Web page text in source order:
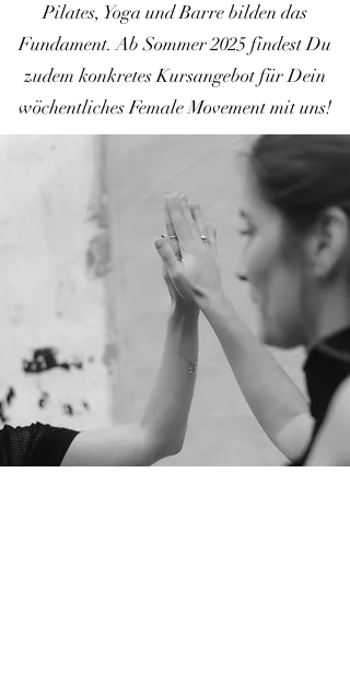
Pilates, Yoga und Barre bilden das
Fundament. Ab Sommer 2025 findest Du
zudem konkretes Kursangebot für Dein
wöchentliches Female Movement mit uns!